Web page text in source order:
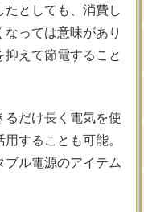
たとしても、消費し
っては意味があり
抑えて節電すること
るだけ長く電気を使
することも可能。
ブル電源のアイテム